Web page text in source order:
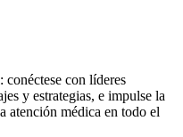
con líderes
y estrategias, e impulse la
atención médica en todo el